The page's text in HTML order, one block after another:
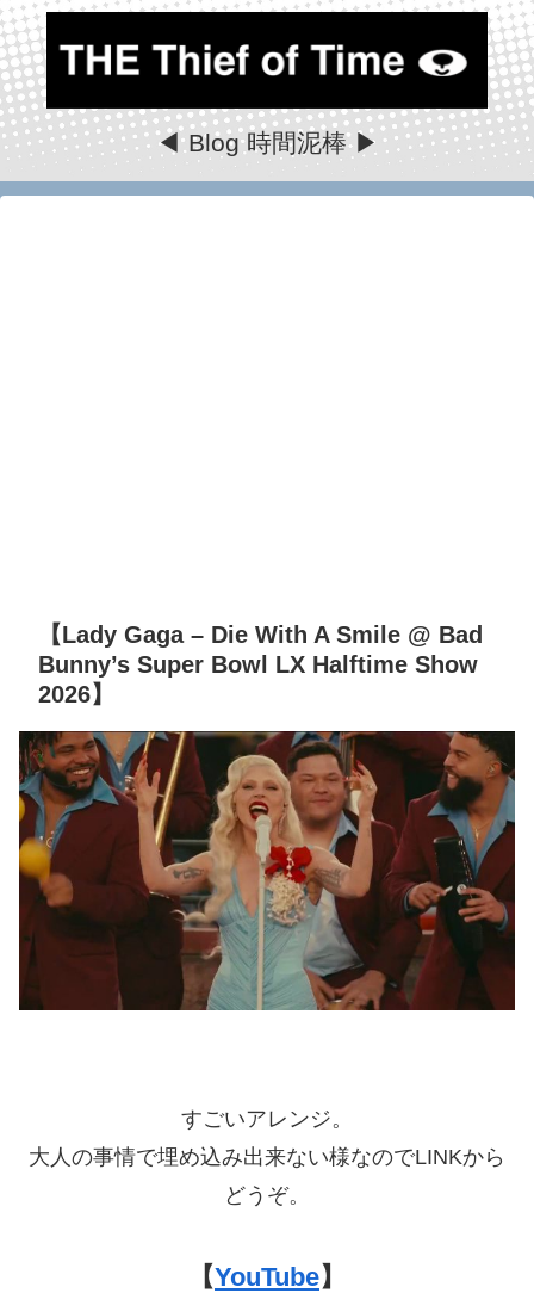
◀ Blog 時間泥棒 ▶
【Lady Gaga – Die With A Smile @ Bad
Bunny’s Super Bowl LX Halftime Show
2026】
すごいアレンジ。
大人の事情で埋め込み出来ない様なのでLINKから
どうぞ。
【YouTube】